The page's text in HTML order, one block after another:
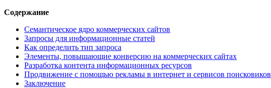
Содержание
Семантическое ядро коммерческих сайтов
Запросы для информационные статей
Как определить тип запроса
Элементы, повышающие конверсию на коммерческих сайтах
Разработка контента информационных ресурсов
Продвижение с помощью рекламы в интернет и сервисов поисковиков
Заключение